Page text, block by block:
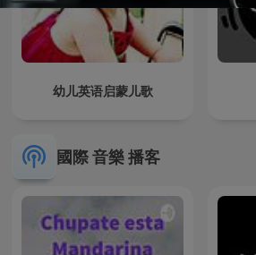
幼儿英语启蒙儿歌
國際 音樂 播客